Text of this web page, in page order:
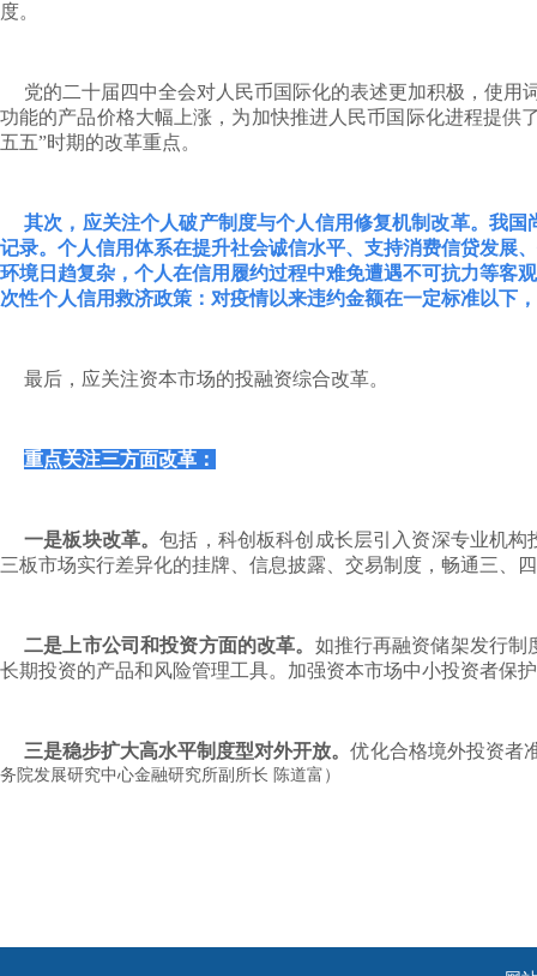
度。
党的二十届四中全会对人民币国际化的表述更加积极，使用
功能的产品价格大幅上涨，为加快推进人民币国际化进程提供
五五”时期的改革重点。
其次，应关注个人破产制度与个人信用修复机制改革。我
记录。个人信用体系在提升社会诚信水平、支持消费信贷发展
环境日趋复杂，个人在信用履约过程中难免遭遇不可抗力等客
次性个人信用救济政策：对疫情以来违约金额在一定标准以下
最后，应关注资本市场的投融资综合改革。
重点关注三方面改革：
一是板块改革。包括，科创板科创成长层引入资深专业机
三板市场实行差异化的挂牌、信息披露、交易制度，畅通三、
二是上市公司和投资方面的改革。 如推行再融资储架发行制
长期投资的产品和风险管理工具。加强资本市场中小投资者保
三是稳步扩大高水平制度型对外开放。优化合格境外投资者
务院发展研究中心金融研究所副所长 陈道富）